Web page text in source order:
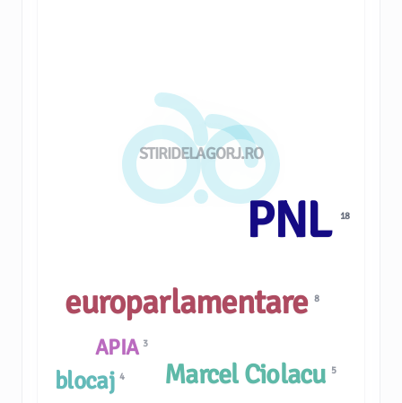
STIRIDELAGORJ.RO
Marcel Ciolacu 5
blocaj4
APIA 3
PNL 18
europarlamentare8